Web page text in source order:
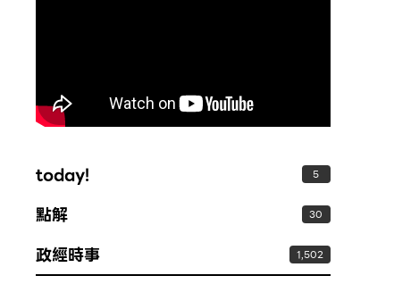
today! 5
點解 30
政經時事 1,502